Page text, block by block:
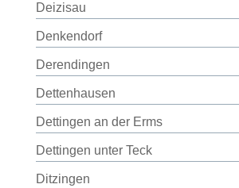
Deizisau
Denkendorf
Derendingen
Dettenhausen
Dettingen an der Erms
Dettingen unter Teck
Ditzingen